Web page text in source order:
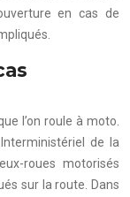
en cas de
l’on roule à moto.
de la
roues motorisés
sur la route. Dans